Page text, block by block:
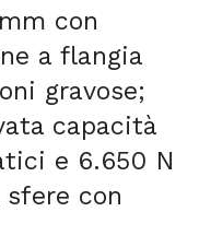
con
a flangia
gravose;
capacità
e 6.650 N
con